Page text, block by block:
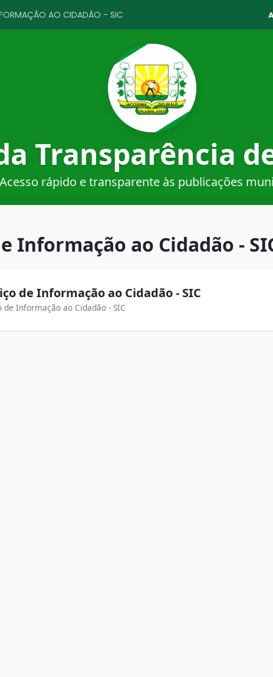
AO CIDADÃO - SIC
Transparência
Acesso rápido e transparente às publicações
Informação ao Cidadão -
de Informação ao Cidadão - SIC
de Informação ao Cidadão - SIC